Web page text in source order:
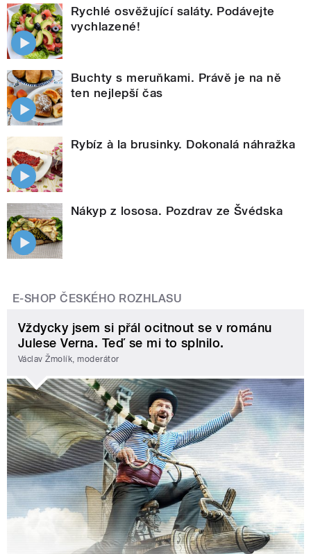
Rychlé osvěžující saláty. Podávejte
vychlazené!
Buchty s meruňkami. Právě je na ně
ten nejlepší čas
Rybíz à la brusinky. Dokonalá náhražka
Nákyp z lososa. Pozdrav ze Švédska
E-SHOP ČESKÉHO ROZHLASU
Vždycky jsem si přál ocitnout se v románu
Julese Verna. Teď se mi to splnilo.
Václav Žmolík, moderátor